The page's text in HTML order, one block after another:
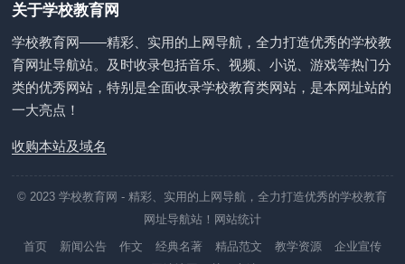
关于学校教育网
学校教育网——精彩、实用的上网导航，全力打造优秀的学校教
育网址导航站。及时收录包括音乐、视频、小说、游戏等热门分
类的优秀网站，特别是全面收录学校教育类网站，是本网址站的
一大亮点！
收购本站及域名
© 2023学校教育网 - 精彩、实用的上网导航，全力打造优秀的学校教育
网址导航站！ 网站统计
首页
新闻公告 作文 经典名著 精品范文 教学资源
企业宣传